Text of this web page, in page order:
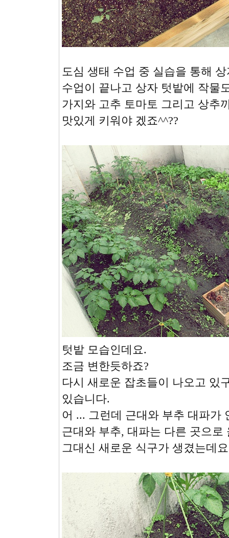
도심 생태 수업 중 실습을 통해
수업이 끝나고 상자 텃밭에 작물
가지와 고추 토마토 그리고 상추
맛있게 키워야 겠죠^^??
텃밭 모습인데요.
조금 변한듯하죠?
다시 새로운 잡초들이 나오고 있
있습니다.
어 ... 그런데 근대와 부추 대파가
근대와 부추, 대파는 다른 곳으로
그대신 새로운 식구가 생겼는데